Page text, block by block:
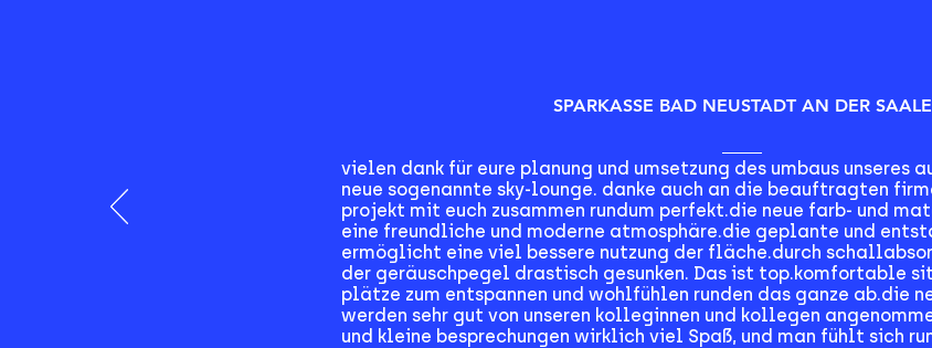
SPARKASSE BAD NEUSTADT AN DER SAALE
vielen dank für eure planung und umsetzung des umbaus unseres
neue sogenannte sky-lounge. danke auch an die beauftragten
projekt mit euch zusammen rundum perfekt.die neue farb- und
eine freundliche und moderne atmosphäre.die geplante und
ermöglicht eine viel bessere nutzung der fläche.durch
der geräuschpegel drastisch gesunken. Das ist top.komfortable
plätze zum entspannen und wohlfühlen runden das ganze ab.die
werden sehr gut von unseren kolleginnen und kollegen
und kleine besprechungen wirklich viel Spaß, und man fühlt sich